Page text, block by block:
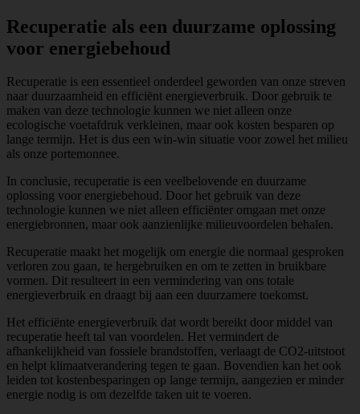
Recuperatie als een duurzame oplossing
voor energiebehoud
Recuperatie is een essentieel onderdeel geworden van onze streven
naar duurzaamheid en efficiënt energieverbruik. Door gebruik te
maken van deze technologie kunnen we niet alleen onze
ecologische voetafdruk verkleinen, maar ook kosten besparen op
lange termijn. Het is dus een win-win situatie voor zowel het milieu
als onze portemonnee.
In conclusie, recuperatie is een veelbelovende en duurzame
oplossing voor energiebehoud. Door het gebruik van deze
technologie kunnen we niet alleen efficiënter omgaan met onze
energiebronnen, maar ook aanzienlijke milieuvoordelen behalen.
Recuperatie maakt het mogelijk om energie die normaal gesproken
verloren zou gaan, te hergebruiken en om te zetten in bruikbare
vormen. Dit resulteert in een vermindering van ons totale
energieverbruik en draagt bij aan een duurzamere toekomst.
Het efficiënte energieverbruik dat wordt bereikt door middel van
recuperatie heeft tal van voordelen. Het vermindert de
afhankelijkheid van fossiele brandstoffen, verlaagt de CO2-uitstoot
en helpt klimaatverandering tegen te gaan. Bovendien kan het ook
leiden tot kostenbesparingen op lange termijn, aangezien er minder
energie nodig is om dezelfde taken uit te voeren.